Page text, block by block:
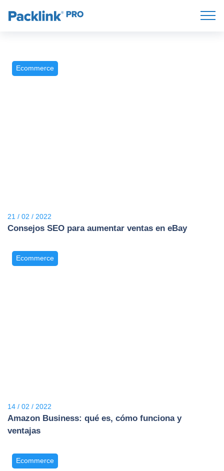
21 / 02 / 2022
Consejos SEO para aumentar ventas en eBay
Ecommerce
14 / 02 / 2022
Amazon Business: qué es, cómo funciona y
ventajas
Ecommerce
Ecommerce